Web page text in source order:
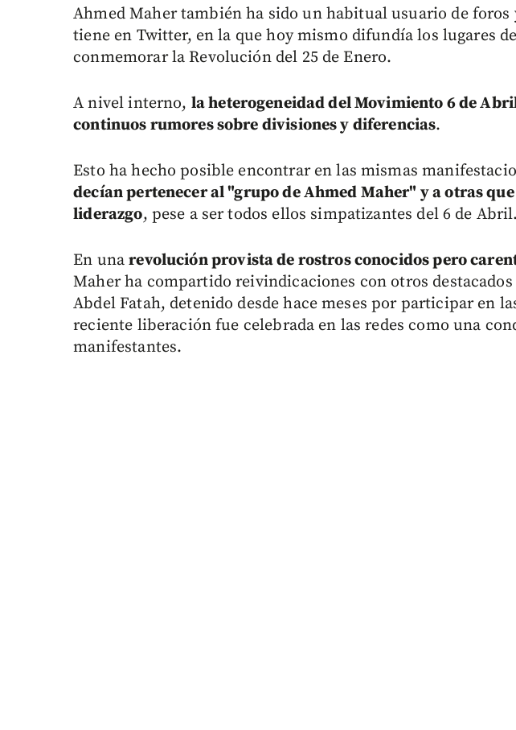
Ahmed Maher también ha sido un habitual usuario de foros
tiene en Twitter, en la que hoy mismo difundía los lugares
conmemorar la Revolución del 25 de Enero.
A nivel interno, la heterogeneidad del Movimiento 6 de
continuos rumores sobre divisiones y diferencias.
Esto ha hecho posible encontrar en las mismas
decían pertenecer al "grupo de Ahmed Maher" y a otras
liderazgo, pese a ser todos ellos simpatizantes del 6 de Abril.
En unarevolución provista de rostros conocidos pero
Maher ha compartido reivindicaciones con otros
Abdel Fatah, detenido desde hace meses por participar en
reciente liberación fue celebrada en las redes como una
manifestantes.